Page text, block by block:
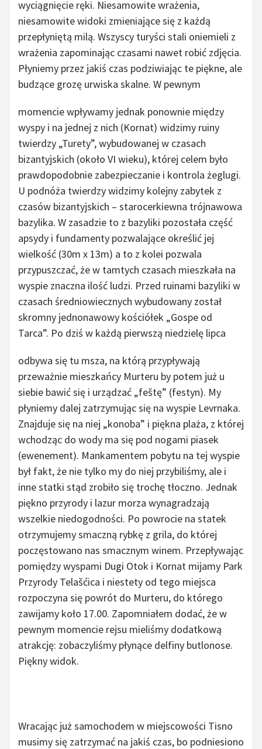
wyciągnięcie ręki. Niesamowite wrażenia,
niesamowite widoki zmieniające się z każdą
przepłyniętą milą. Wszyscy turyści stali oniemieli z
wrażenia zapominając czasami nawet robić zdjęcia.
Płyniemy przez jakiś czas podziwiając te piękne, ale
budzące grozę urwiska skalne. W pewnym
momencie wpływamy jednak ponownie między
wyspy i na jednej z nich (Kornat) widzimy ruiny
twierdzy „Turety”, wybudowanej w czasach
bizantyjskich (około VI wieku), której celem było
prawdopodobnie zabezpieczanie i kontrola żeglugi.
U podnóża twierdzy widzimy kolejny zabytek z
czasów bizantyjskich – starocerkiewna trójnawowa
bazylika. W zasadzie to z bazyliki pozostała część
apsydy i fundamenty pozwalające określić jej
wielkość (30m x 13m) a to z kolei pozwala
przypuszczać, że w tamtych czasach mieszkała na
wyspie znaczna ilość ludzi. Przed ruinami bazyliki w
czasach średniowiecznych wybudowany został
skromny jednonawowy kościółek „Gospe od
Tarca”. Po dziś w każdą pierwszą niedzielę lipca
odbywa się tu msza, na którą przypływają
przeważnie mieszkańcy Murteru by potem już u
siebie bawić się i urządzać „feštę” (festyn). My
płyniemy dalej zatrzymując się na wyspie Levrnaka.
Znajduje się na niej „konoba” i piękna plaża, z której
wchodząc do wody ma się pod nogami piasek
(ewenement). Mankamentem pobytu na tej wyspie
był fakt, że nie tylko my do niej przybiliśmy, ale i
inne statki stąd zrobiło się trochę tłoczno. Jednak
piękno przyrody i lazur morza wynagradzają
wszelkie niedogodności. Po powrocie na statek
otrzymujemy smaczną rybkę z grila, do której
poczęstowano nas smacznym winem. Przepływając
pomiędzy wyspami Dugi Otok i Kornat mijamy Park
Przyrody Telašćica i niestety od tego miejsca
rozpoczyna się powrót do Murteru, do którego
zawijamy koło 17.00. Zapomniałem dodać, że w
pewnym momencie rejsu mieliśmy dodatkową
atrakcję: zobaczyliśmy płynące delfiny butlonose.
Piękny widok.
Wracając już samochodem w miejscowości Tisno
musimy się zatrzymać na jakiś czas, bo podniesiono